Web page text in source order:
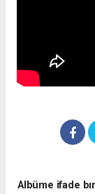
Albüme ifade